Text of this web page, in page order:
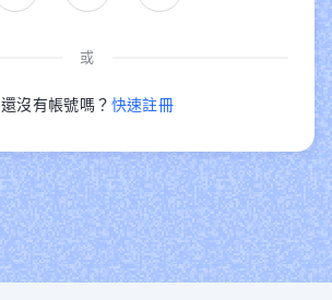
或
還沒有帳號嗎？ 快速註冊